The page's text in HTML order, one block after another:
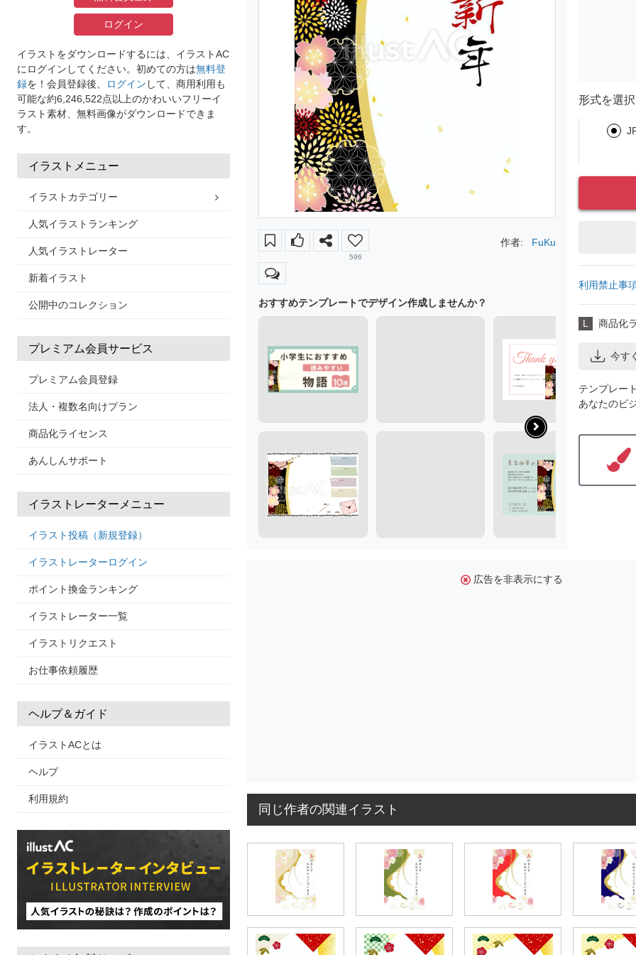
ログイン
イラストをダウンロードするには、イラストAC
にログインしてください。初めての方は無料登
録を！会員登録後、 ログイン して、商用利用も
可能な約6,246,522点以上のかわいいフリーイ
ラスト素材、無料画像がダウンロードできま
す。
イラストメニュー
イラストカテゴリー
人気イラストランキング
人気イラストレーター
新着イラスト
公開中のコレクション
プレミアム会員サービス
プレミアム会員登録
法人・複数名向けプラン
商品化ライセンス
あんしんサポート
イラストレーターメニュー
イラスト投稿（新規登録）
イラストレーターログイン
ポイント換金ランキング
イラストレーター一覧
イラストリクエスト
お仕事依頼履歴
ヘルプ＆ガイド
イラストACとは
ヘルプ
利用規約
596
作者: FuKu
おすすめテンプレートでデザイン作成しませんか？
形式を選
利用禁止事
L 商品化
今す
テンプレー
あなたのビ
広告を非表示にする
同じ作者の関連イラスト